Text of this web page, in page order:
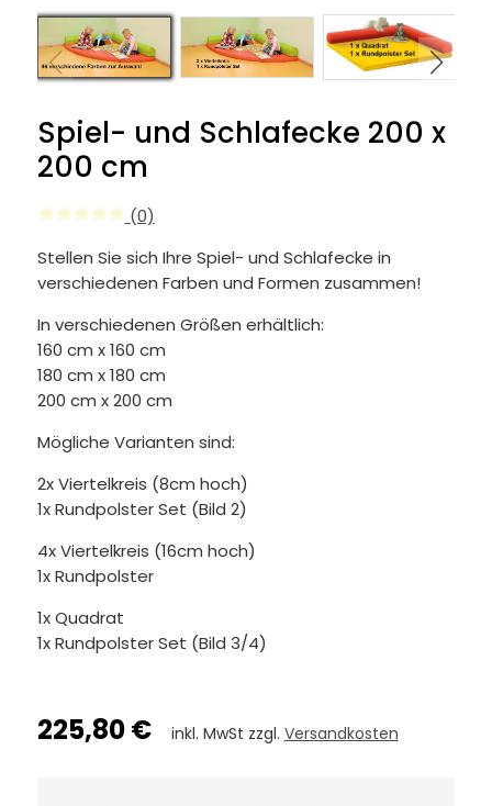
Spiel- und Schlafecke 200 x
200 cm
(0)
Stellen Sie sich Ihre Spiel- und Schlafecke in
verschiedenen Farben und Formen zusammen!
In verschiedenen Größen erhältlich:
160 cm x 160 cm
180 cm x 180 cm
200 cm x 200 cm
Mögliche Varianten sind:
2x Viertelkreis (8cm hoch)
1x Rundpolster Set (Bild 2)
4x Viertelkreis (16cm hoch)
1x Rundpolster
1x Quadrat
1x Rundpolster Set (Bild 3/4)
225,80 € inkl. MwSt zzgl. Versandkosten